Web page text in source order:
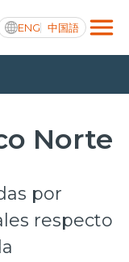
ENG 中国語
Norte
por
respecto